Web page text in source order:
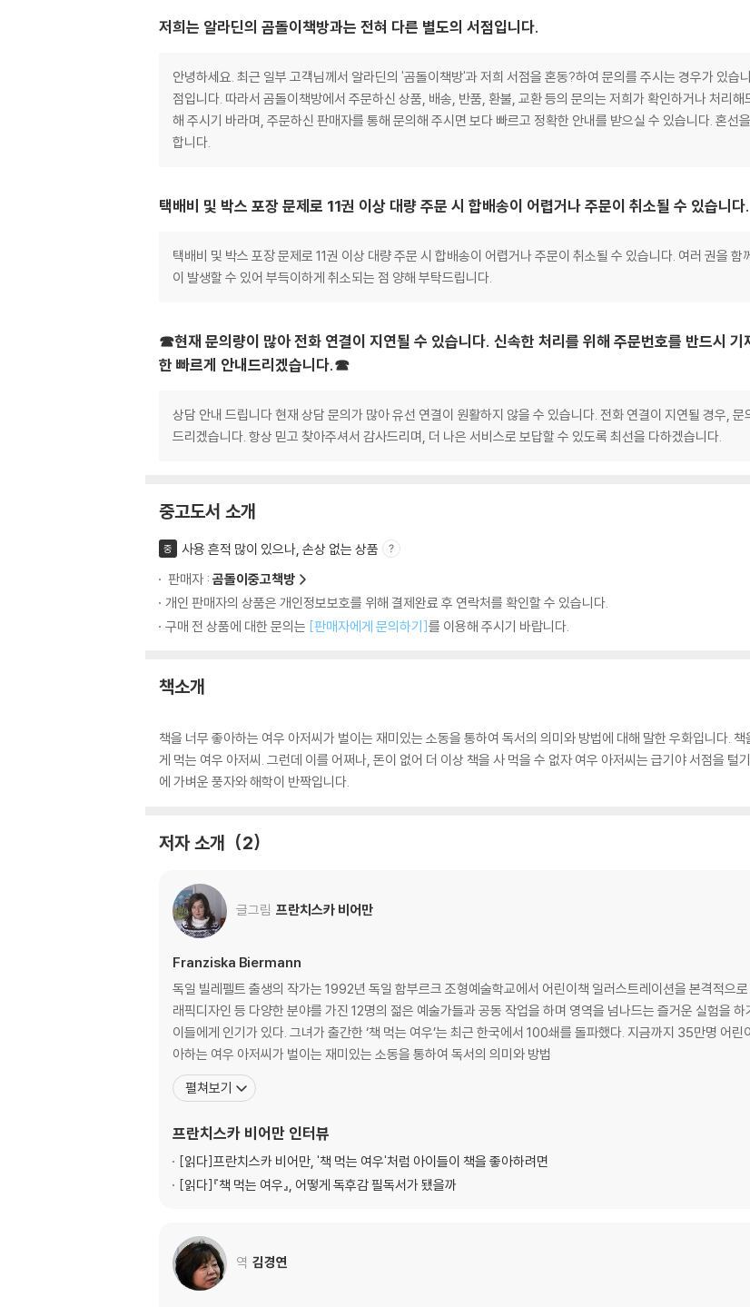
저희는 알라딘의 곰돌이책방과는 전혀 다른 별도의 서점입니다.
안녕하세요. 최근 일부 고객님께서 알라딘의 '곰돌이책방'과 저희 서점을 혼동?하여 문의를 주시는 경우가 있습
점입니다. 따라서 곰돌이책방에서 주문하신 상품, 배송, 반품, 환불, 교환 등의 문의는 저희가 확인하거나 처리
해 주시기 바라며, 주문하신 판매자를 통해 문의해 주시면 보다 빠르고 정확한 안내를 받으실 수 있습니다. 혼선
합니다.
택배비 및 박스 포장 문제로 11권 이상 대량 주문 시 합배송이 어렵거나 주문이 취소될 수 있습니다.
택배비 및 박스 포장 문제로 11권 이상 대량 주문 시 합배송이 어렵거나 주문이 취소될 수 있습니다. 여러 권을
이 발생할 수 있어 부득이하게 취소되는 점 양해 부탁드립니다.
☎현재 문의량이 많아 전화 연결이 지연될 수 있습니다. 신속한 처리를 위해 주문번호를 반드시 기
한 빠르게 안내드리겠습니다.☎
상담 안내 드립니다 현재 상담 문의가 많아 유선 연결이 원활하지 않을 수 있습니다. 전화 연결이 지연될 경우,
드리겠습니다. 항상 믿고 찾아주셔서 감사드리며, 더 나은 서비스로 보답할 수 있도록 최선을 다하겠습니다.
중고도서 소개
중
사용 흔적 많이 있으나, 손상 없는 상품
판매자 : 곰돌이중고책방
개인 판매자의 상품은 개인정보보호를 위해 결제완료 후 연락처를 확인할 수 있습니다.
구매 전 상품에 대한 문의는 [판매자에게 문의하기]를 이용해 주시기 바랍니다.
책소개
책을 너무 좋아하는 여우 아저씨가 벌이는 재미있는 소동을 통하여 독서의 의미와 방법에 대해 말한 우화입니다.
게 먹는 여우 아저씨. 그런데 이를 어쩌나, 돈이 없어 더 이상 책을 사 먹을 수 없자 여우 아저씨는 급기야 서점을 털
에 가벼운 풍자와 해학이 반짝입니다.
저자 소개 2
글그림 프란치스카 비어만
Franziska Biermann
독일 빌레펠트 출생의 작가는 1992년 독일 함부르크 조형예술학교에서 어린이책 일러스트레이션을 본격적으
래픽디자인 등 다양한 분야를 가진 12명의 젊은 예술가들과 공동 작업을 하며 영역을 넘나드는 즐거운 실험을
이들에게 인기가 있다. 그녀가 출간한 ‘책 먹는 여우’는 최근 한국에서 100쇄를 돌파했다. 지금까지 35만명 어린이 독자들이 이 책을 만났다.『책먹는 여우』는 책을 너무 좋
아하는 여우 아저씨가 벌이는 재미있는 소동을 통하여 독서의 의미와 방법
펼쳐보기
프란치스카 비어만 인터뷰
[읽다]프란치스카 비어만, '책 먹는 여우'처럼 아이들이 책을 좋아하려면
[읽다]『책 먹는 여우』, 어떻게 독후감 필독서가 됐을까
역 김경연